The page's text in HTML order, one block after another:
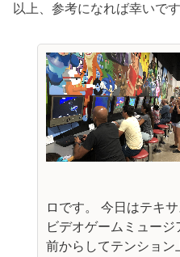
以上、参考になれば幸いです
ロです。 今日はテキ
ビデオゲームミュー
前からしてテンショ